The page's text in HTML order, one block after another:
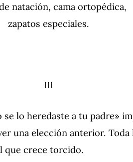
natación, cama ortopédica,
zapatos especiales.
III
se lo heredaste a tu padre»
una elección anterior. Toda
que crece torcido.